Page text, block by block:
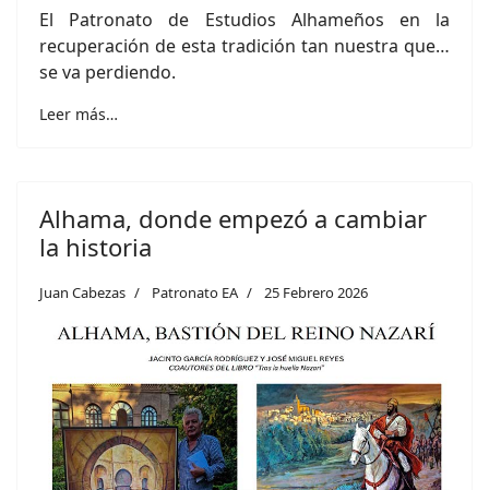
El Patronato de Estudios Alhameños en la
recuperación de esta tradición tan nuestra que…
se va perdiendo.
Leer más…
Alhama, donde empezó a cambiar
la historia
Juan Cabezas Patronato EA 25 Febrero 2026